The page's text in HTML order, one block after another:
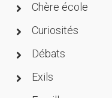
Chère école
Curiosités
Débats
Exils